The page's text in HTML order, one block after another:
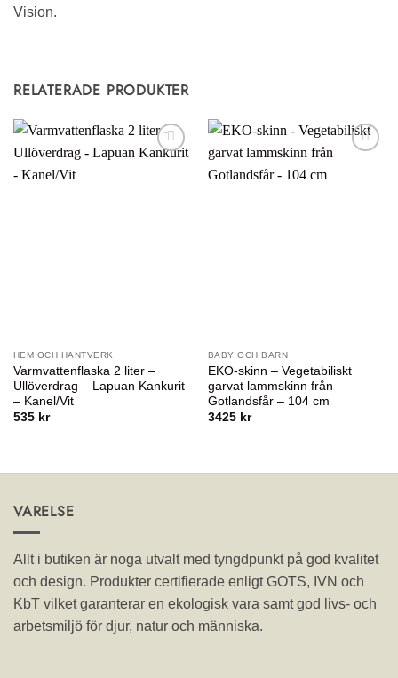
Vision.
RELATERADE PRODUKTER
HEM OCH HANTVERK
Varmvattenflaska 2 liter –
Ullöverdrag – Lapuan Kankurit
– Kanel/Vit
535 kr
önskelistan
BABY OCH BARN
EKO-skinn – Vegetabiliskt
garvat lammskinn från
Gotlandsfår – 104 cm
3425 kr
VARELSE
Allt i butiken är noga utvalt med tyngdpunkt på god kvalitet
och design. Produkter certifierade enligt GOTS, IVN och
KbT vilket garanterar en ekologisk vara samt god livs- och
arbetsmiljö för djur, natur och människa.